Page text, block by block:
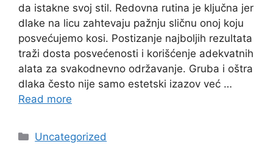
da istakne svoj stil. Redovna rutina je ključna jer
dlake na licu zahtevaju pažnju sličnu onoj koju
posvećujemo kosi. Postizanje najboljih rezultata
traži dosta posvećenosti i korišćenje adekvatnih
alata za svakodnevno održavanje. Gruba i oštra
dlaka često nije samo estetski izazov već …
Read more
Categories
Uncategorized